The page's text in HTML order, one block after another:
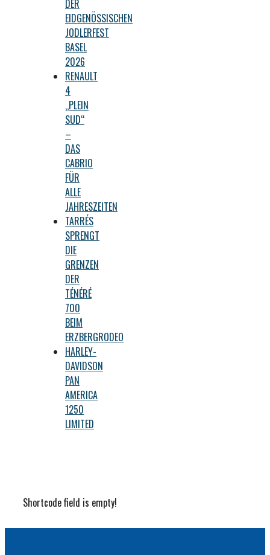
DER
EIDGENÖSSISCHEN
JODLERFEST
BASEL
2026
RENAULT
4
„PLEIN
SUD“
–
DAS
CABRIO
FÜR
ALLE
JAHRESZEITEN
TARRÉS
SPRENGT
DIE
GRENZEN
DER
TÉNÉRÉ
700
BEIM
ERZBERGRODEO
HARLEY-
DAVIDSON
PAN
AMERICA
1250
LIMITED
Shortcode field is empty!